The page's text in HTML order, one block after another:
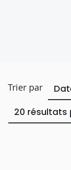
Trier par
Nombre
de